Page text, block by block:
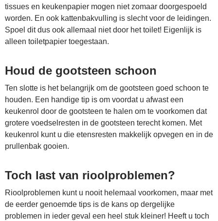
tissues en keukenpapier mogen niet zomaar doorgespoeld
worden. En ook kattenbakvulling is slecht voor de leidingen.
Spoel dit dus ook allemaal niet door het toilet! Eigenlijk is
alleen toiletpapier toegestaan.
Houd de gootsteen schoon
Ten slotte is het belangrijk om de gootsteen goed schoon te
houden. Een handige tip is om voordat u afwast een
keukenrol door de gootsteen te halen om te voorkomen dat
grotere voedselresten in de gootsteen terecht komen. Met
keukenrol kunt u die etensresten makkelijk opvegen en in de
prullenbak gooien.
Toch last van rioolproblemen?
Rioolproblemen kunt u nooit helemaal voorkomen, maar met
de eerder genoemde tips is de kans op dergelijke
problemen in ieder geval een heel stuk kleiner! Heeft u toch